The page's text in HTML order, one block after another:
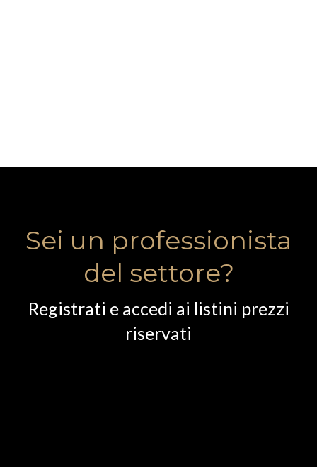
Sei un professionista
del settore?
Registrati e accedi ai listini prezzi
riservati